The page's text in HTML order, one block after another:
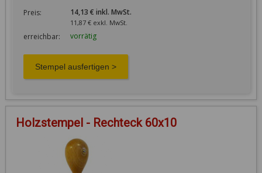
Preis: 14,13 € inkl. MwSt.
11,87 € exkl. MwSt.
erreichbar: vorrätig
Holzstempel - Rechteck 60x10